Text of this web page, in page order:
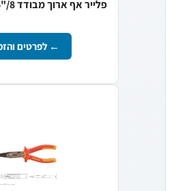
פלייר אף ארוך מבודד 1000V VDE 6"/8"
← לפרטים והזמנה